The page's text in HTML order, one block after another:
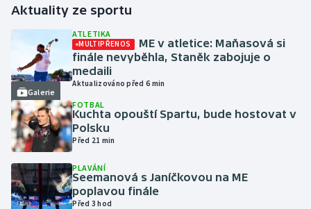
Futsal
Golf
Gymnastika
Házená
Jezdectví
Judo
Aktuality ze sportu
Galerie
ATLETIKA
MULTIPŘENOS
ME v atletice: Maňasová si
finále nevyběhla, Staněk zabojuje o
medaili
Aktualizováno před 6 min
FOTBAL
Kuchta opouští Spartu, bude hostovat v
Polsku
Před 21 min
PLAVÁNÍ
Seemanová s Janíčkovou na ME
poplavou finále
Před 3 hod